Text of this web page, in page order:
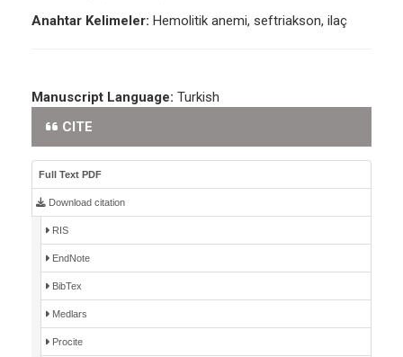
Anahtar Kelimeler: Hemolitik anemi, seftriakson, ilaç
Manuscript Language: Turkish
CITE
Full Text PDF
Download citation
RIS
EndNote
BibTex
Medlars
Procite